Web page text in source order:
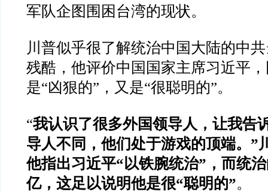
军队企图围困台湾的现状。
川普似乎很了解统治中国大陆的中
残酷，他评价中国国家主席习近平
是“凶狠的” ，又是“很聪明的”。
“我认识了很多外国领导人，让我告
导人不同，他们处于游戏的顶端。 ”
他指出习近平“以铁腕统治” ，而统
亿，这足以说明他是很“聪明的”。